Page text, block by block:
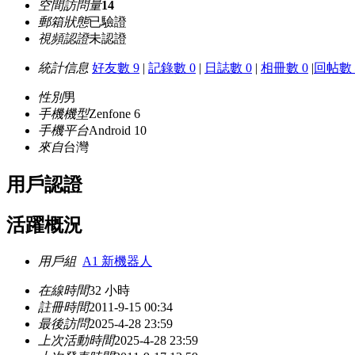
空間訪問量14
郵箱狀態已驗證
視頻認證未認證
統計信息 好友數 9 | 記錄數 0 | 日誌數 0 | 相冊數 0 |回帖數
性別男
手機機型Zenfone 6
手機平台Android 10
來自台灣
用戶認證
活躍概況
用戶組 A1 新機器人
在線時間32 小時
註冊時間2011-9-15 00:34
最後訪問2025-4-28 23:59
上次活動時間2025-4-28 23:59